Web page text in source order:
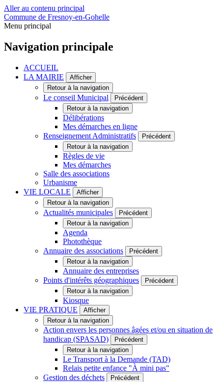
Aller au contenu principal
Commune de Fresnoy-en-Gohelle
Menu principal
Navigation principale
ACCUEIL
LA MAIRIE
Afficher
Retour à la navigation
Le conseil Municipal
Précédent
Retour à la navigation
Délibérations
Mes démarches en ligne
Renseignement Administratifs
Précédent
Retour à la navigation
Règles de vie
Mes démarches
Salle des associations
Urbanisme
VIE LOCALE
Afficher
Retour à la navigation
Actualités municipales
Précédent
Retour à la navigation
Agenda
Photothèque
Annuaire des associations
Précédent
Retour à la navigation
Annuaire des entreprises
Points d'intérêts géographiques
Précédent
Retour à la navigation
Kiosque
VIE PRATIQUE
Afficher
Retour à la navigation
Action envers les personnes âgées et/ou en situation de
handicap (SPASAD)
Précédent
Retour à la navigation
Le Transport à la Demande (TAD)
Relais petite enfance "À mini pas"
Gestion des déchets
Précédent